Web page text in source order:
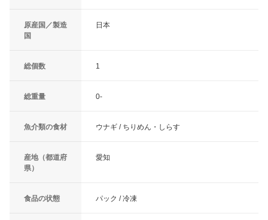
原産国／製造
国
日本
総個数 1
総重量 0-
魚介類の食材 ウナギ / ちりめん・しらす
産地（都道府
県）
愛知
食品の状態 パック / 冷凍